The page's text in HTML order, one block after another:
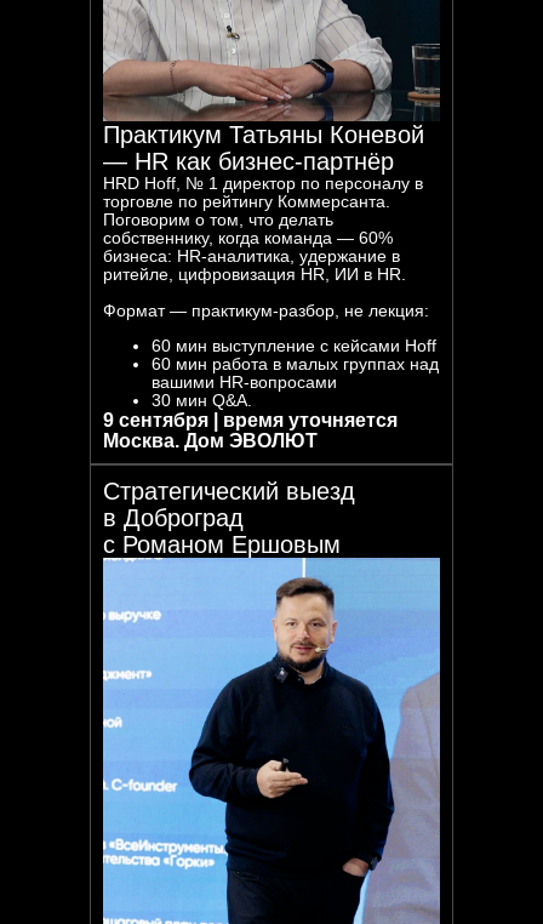
Практикум Татьяны Коневой
— HR как бизнес-партнёр
HRD Hoff, № 1 директор по персоналу в
торговле по рейтингу Коммерсанта.
Поговорим о том, что делать
собственнику, когда команда — 60%
бизнеса: HR-аналитика, удержание в
ритейле, цифровизация HR, ИИ в HR.
Формат — практикум-разбор, не лекция:
60 мин выступление с кейсами Hoff
60 мин работа в малых группах над
вашими HR-вопросами
30 мин Q&A.
9 сентября | время уточняется
Москва. Дом ЭВОЛЮТ
Стратегический выезд
в Доброград
с Романом Ершовым